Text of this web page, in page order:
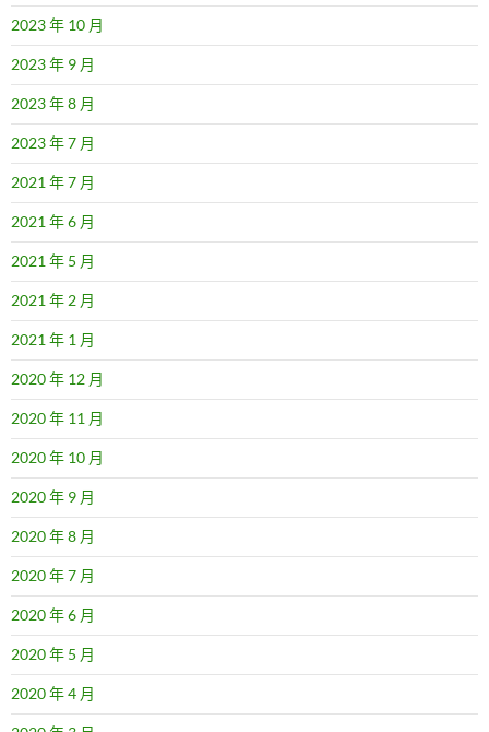
2023 年 10 月
2023 年 9 月
2023 年 8 月
2023 年 7 月
2021 年 7 月
2021 年 6 月
2021 年 5 月
2021 年 2 月
2021 年 1 月
2020 年 12 月
2020 年 11 月
2020 年 10 月
2020 年 9 月
2020 年 8 月
2020 年 7 月
2020 年 6 月
2020 年 5 月
2020 年 4 月